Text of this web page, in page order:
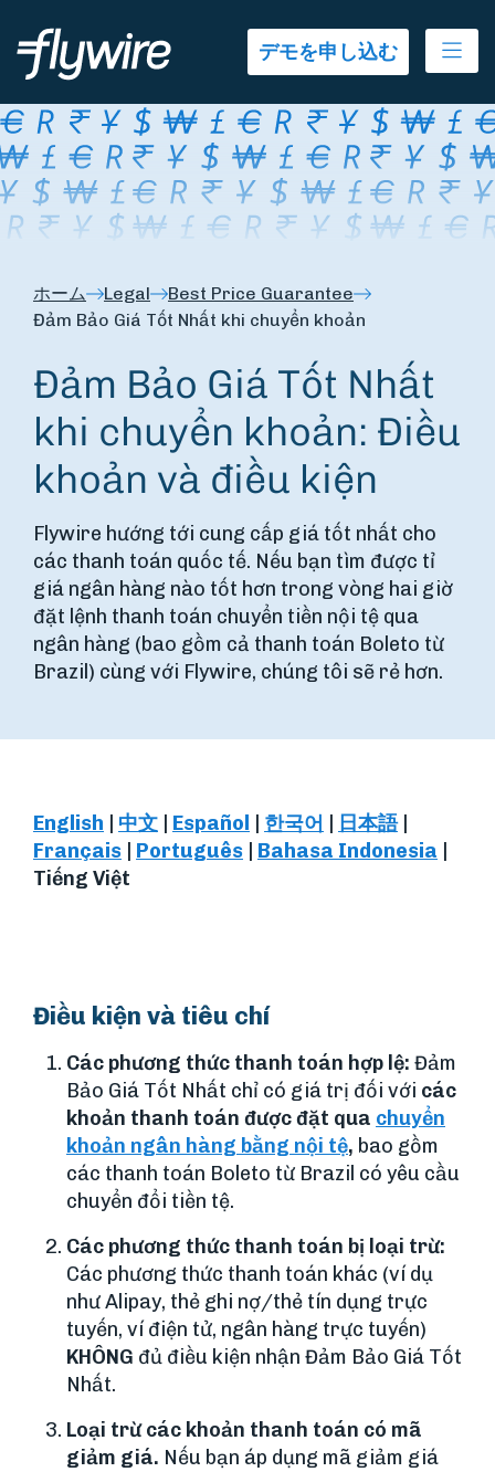
デモを申し込む
ホーム Legal
Best Price Guarantee
Đảm Bảo Giá Tốt Nhất khi chuyển khoản
Đảm Bảo Giá Tốt Nhất
khi chuyển khoản: Điều
khoản và điều kiện
Flywire hướng tới cung cấp giá tốt nhất cho
các thanh toán quốc tế. Nếu bạn tìm được tỉ
giá ngân hàng nào tốt hơn trong vòng hai giờ
đặt lệnh thanh toán chuyển tiền nội tệ qua
ngân hàng (bao gồm cả thanh toán Boleto từ
Brazil) cùng với Flywire, chúng tôi sẽ rẻ hơn.
English 中文 Español 한국어 日本語|
Français
Português Bahasa Indonesia
Tiếng Việt
Điều kiện và tiêu chí
Các phương thức thanh toán hợp lệ: Đảm
Bảo Giá Tốt Nhất chỉ có giá trị đối với các
khoản thanh toán được đặt qua chuyển
khoản ngân hàng bằng nội tệ, bao gồm
các thanh toán Boleto từ Brazil có yêu cầu
chuyển đổi tiền tệ.
Các phương thức thanh toán bị loại trừ:
Các phương thức thanh toán khác (ví dụ
như Alipay, thẻ ghi nợ/thẻ tín dụng trực
tuyến, ví điện tử, ngân hàng trực tuyến)
KHÔNG đủ điều kiện nhận Đảm Bảo Giá Tốt
Nhất.
Loại trừ các khoản thanh toán có mã
giảm giá. Nếu bạn áp dụng mã giảm giá